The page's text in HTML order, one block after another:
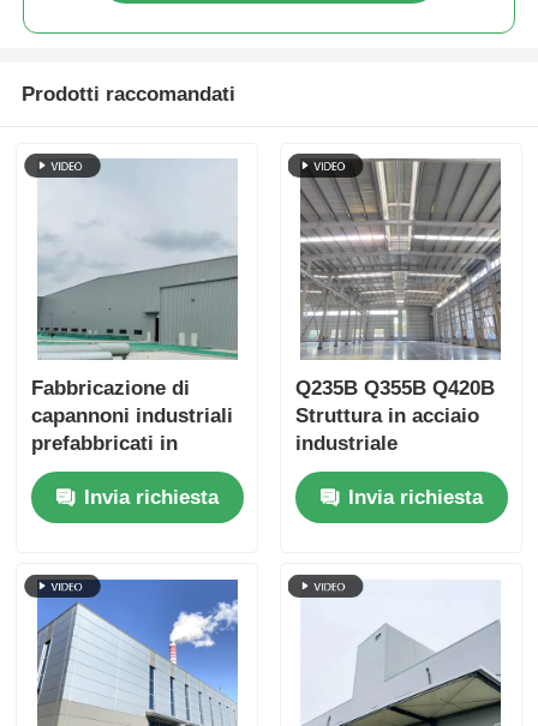
Struttura in acciaio prefabbricata
Prodotti raccomandati
Fabbricazione di
capannoni industriali
prefabbricati in
acciaio con struttura
insonorizzante
Invia richiesta
Q235B Q355B Q420B
Struttura in acciaio
industriale
Invia richiesta